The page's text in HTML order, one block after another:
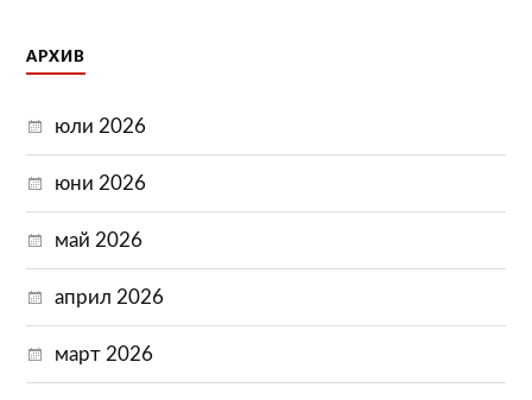
АРХИВ
юли 2026
юни 2026
май 2026
април 2026
март 2026